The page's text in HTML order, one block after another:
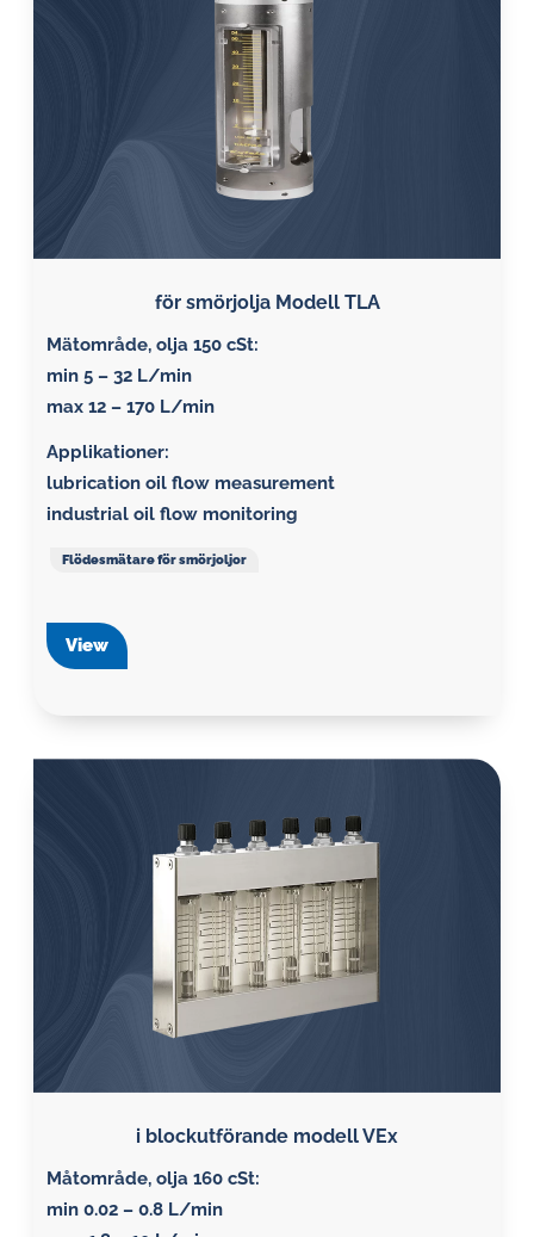
för smörjolja Modell TLA
Mätområde, olja 150 cSt:
min 5 – 32 L/min
max 12 – 170 L/min
Applikationer:
lubrication oil flow measurement
industrial oil flow monitoring
Flödesmätare för smörjoljor
View
i blockutförande modell VEx
Måtområde, olja 160 cSt:
min 0.02 – 0.8 L/min